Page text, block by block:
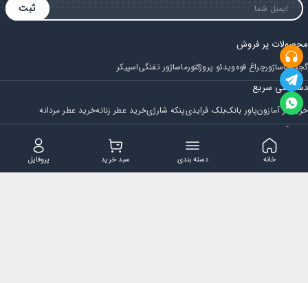
ثبت
محصولات پر فروش
گجتماساژورچراغ قوهویدئو پروژکتورماساژور تفنگیاسپیکر
دسترسی سریع
خرید از آمازونپاور بانکبلک فرایدیپنکه شارژیخرید عطر زنانهخرید عطر مردانه
فروشگاه
مجله ایران بابا قوانین و مقررات سوالات متداول
تماس با ایران بابا
پروفایل سبد خرید دسته بندی خانه